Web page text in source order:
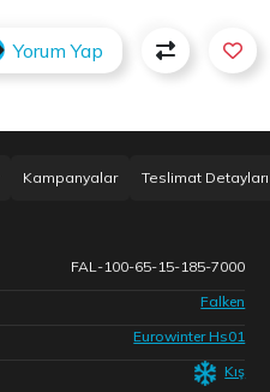
Yorum Yap
Kampanyalar Teslimat Detayları
FAL-100-65-15-185-7000
Falken
Eurowinter Hs01
Kış